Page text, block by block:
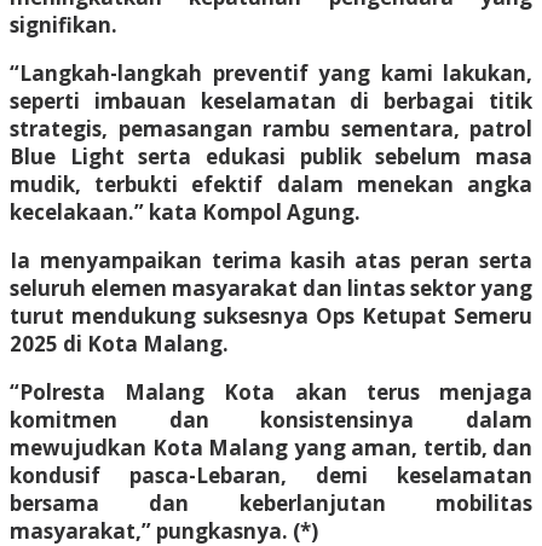
signifikan.
“Langkah-langkah preventif yang kami lakukan,
seperti imbauan keselamatan di berbagai titik
strategis, pemasangan rambu sementara, patrol
Blue Light serta edukasi publik sebelum masa
mudik, terbukti efektif dalam menekan angka
kecelakaan.” kata Kompol Agung.
Ia menyampaikan terima kasih atas peran serta
seluruh elemen masyarakat dan lintas sektor yang
turut mendukung suksesnya Ops Ketupat Semeru
2025 di Kota Malang.
“Polresta Malang Kota akan terus menjaga
komitmen dan konsistensinya dalam
mewujudkan Kota Malang yang aman, tertib, dan
kondusif pasca-Lebaran, demi keselamatan
bersama dan keberlanjutan mobilitas
masyarakat,” pungkasnya. (*)